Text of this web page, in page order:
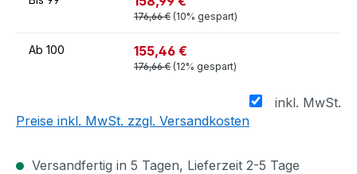
176,66 € (10% gespart)
Ab 100 155,46 €
176,66 € (12% gespart)
inkl. MwSt.
Preise inkl. MwSt. zzgl. Versandkosten
Versandfertig in 5 Tagen, Lieferzeit 2-5 Tage